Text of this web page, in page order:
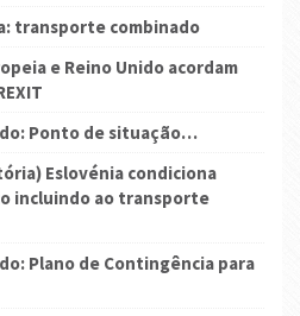
transporte combinado
e Reino Unido acordam
Ponto de situação…
Eslovénia condiciona
incluindo ao transporte
Plano de Contingência para